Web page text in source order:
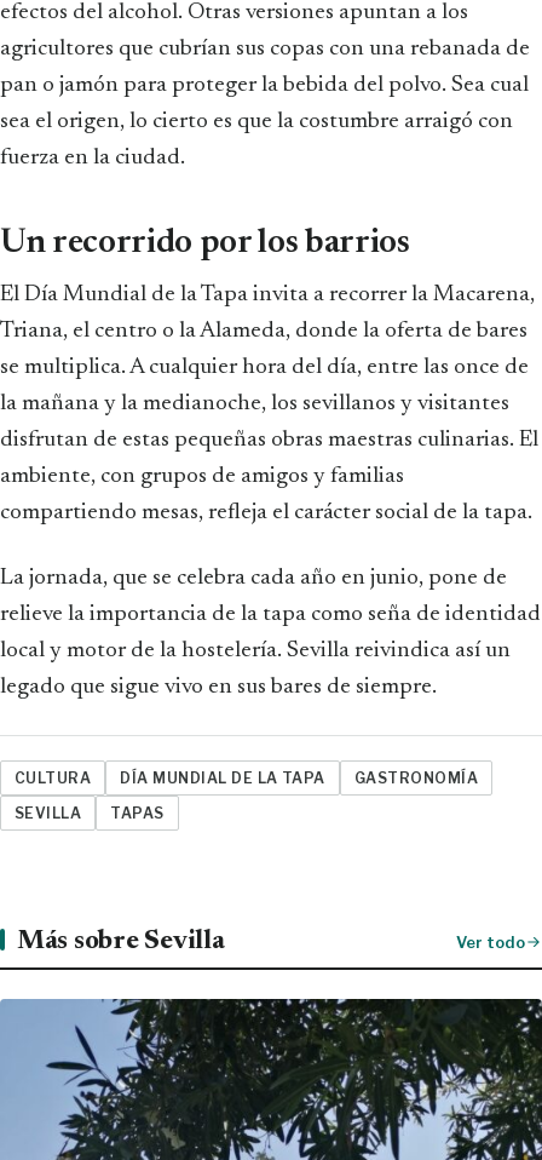
efectos del alcohol. Otras versiones apuntan a los
agricultores que cubrían sus copas con una rebanada de
pan o jamón para proteger la bebida del polvo. Sea cual
sea el origen, lo cierto es que la costumbre arraigó con
fuerza en la ciudad.
Un recorrido por los barrios
El Día Mundial de la Tapa invita a recorrer la Macarena,
Triana, el centro o la Alameda, donde la oferta de bares
se multiplica. A cualquier hora del día, entre las once de
la mañana y la medianoche, los sevillanos y visitantes
disfrutan de estas pequeñas obras maestras culinarias. El
ambiente, con grupos de amigos y familias
compartiendo mesas, refleja el carácter social de la tapa.
La jornada, que se celebra cada año en junio, pone de
relieve la importancia de la tapa como seña de identidad
local y motor de la hostelería. Sevilla reivindica así un
legado que sigue vivo en sus bares de siempre.
CULTURA DÍA MUNDIAL DE LA TAPA
GASTRONOMÍA
SEVILLA
TAPAS
Más sobre Sevilla Ver todo